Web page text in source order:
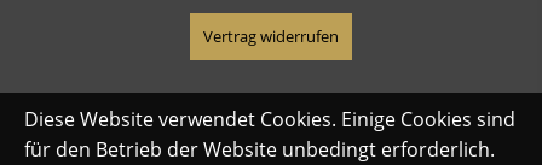
Vertrag widerrufen
Diese Website verwendet Cookies. Einige Cookies sind
für den Betrieb der Website unbedingt erforderlich.